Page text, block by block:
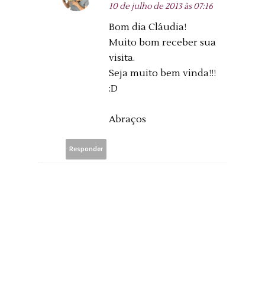
10 de julho de 2013 às 07:16
Bom dia Cláudia!
Muito bom receber sua
visita.
Seja muito bem vinda!!!
:D
Abraços
Responder